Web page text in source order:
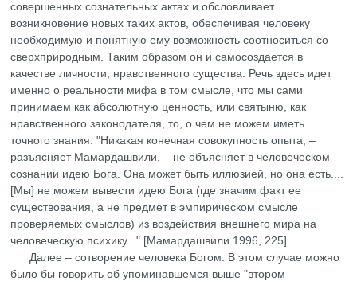
совершенных сознательных актах и обсловливает
возникновение новых таких актов, обеспечивая человеку
необходимую и понятную ему возможность соотноситься со
сверхприродным. Таким образом он и самосоздается в
качестве личности, нравственного существа. Речь здесь идет
именно о реальности мифа в том смысле, что мы сами
принимаем как абсолютную ценность, или святыню, как
нравственного законодателя, то, о чем не можем иметь
точного знания. "Никакая конечная совокупность опыта, –
разъясняет Мамардашвили, – не объясняет в человеческом
сознании идею Бога. Она может быть иллюзией, но она есть....
[Мы] не можем вывести идею Бога (где значим факт еe
существования, а не предмет в эмпирическом смысле
проверяемых смыслов) из воздействия внешнего мира на
человеческую психику..." [Мамардашвили 1996, 225].
Далее – сотворение человека Богом. В этом случае можно
было бы говорить об упоминавшемся выше "втором